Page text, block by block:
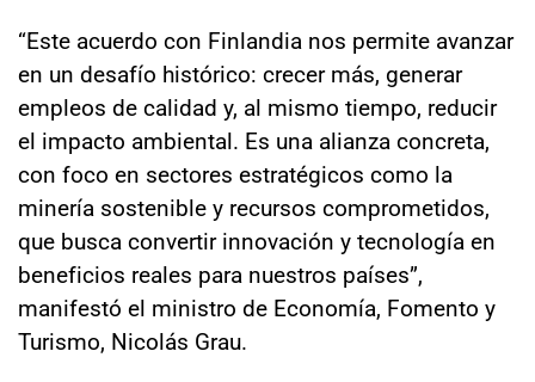
“Este acuerdo con Finlandia nos permite avanzar
en un desafío histórico: crecer más, generar
empleos de calidad y, al mismo tiempo, reducir
el impacto ambiental. Es una alianza concreta,
con foco en sectores estratégicos como la
minería sostenible y recursos comprometidos,
que busca convertir innovación y tecnología en
beneficios reales para nuestros países”,
manifestó el ministro de Economía, Fomento y
Turismo, Nicolás Grau.